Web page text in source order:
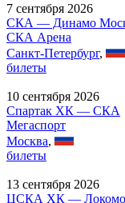
7 сентября 2026
СКА — Динамо
СКА Арена
Санкт-Петербург,
билеты
10 сентября 2026
Спартак ХК — СКА
Мегаспорт
Москва,
билеты
13 сентября 2026
ЦСКА ХК —